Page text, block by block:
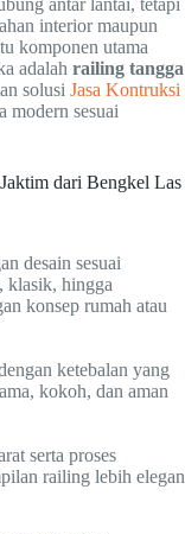
interior maupun
komponen utama
adalah railing tangga
solusi Jasa Kontruksi
modern sesuai
dari Bengkel Las
desain sesuai
klasik, hingga
konsep rumah atau
ketebalan yang
kokoh, dan aman
serta proses
railing lebih elegan